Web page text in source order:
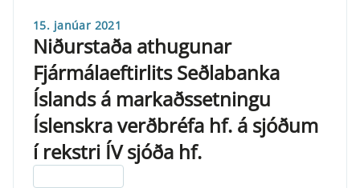
15. janúar 2021
Niðurstaða athugunar
Fjármálaeftirlits Seðlabanka
Íslands á markaðssetningu
Íslenskra verðbréfa hf. á sjóðum
í rekstri ÍV sjóða hf.